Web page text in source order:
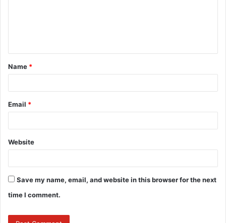
t
*
Name *
Email *
Website
Save my name, email, and website in this browser for the next
time I comment.